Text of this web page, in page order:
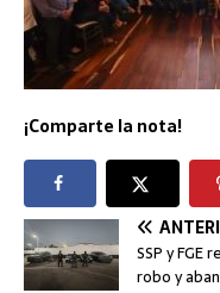
¡Comparte la nota!
SSP y
robo y